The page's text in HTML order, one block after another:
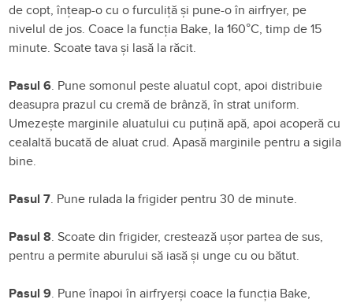
de copt, înțeap-o cu o furculiță și pune-o în airfryer, pe
nivelul de jos. Coace la funcția Bake, la 160°C, timp de 15
minute. Scoate tava și lasă la răcit.
Pasul 6. Pune somonul peste aluatul copt, apoi distribuie
deasupra prazul cu cremă de brânză, în strat uniform.
Umezește marginile aluatului cu puțină apă, apoi acoperă cu
cealaltă bucată de aluat crud. Apasă marginile pentru a sigila
bine.
Pasul 7. Pune rulada la frigider pentru 30 de minute.
Pasul 8. Scoate din frigider, crestează ușor partea de sus,
pentru a permite aburului să iasă și unge cu ou bătut.
Pasul 9. Pune înapoi în airfryerși coace la funcția Bake,